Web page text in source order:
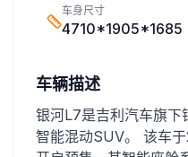
车身尺寸
4710*1905*1685
车辆描述
银河L7是吉利汽车旗下
智能混动SUV。 该车